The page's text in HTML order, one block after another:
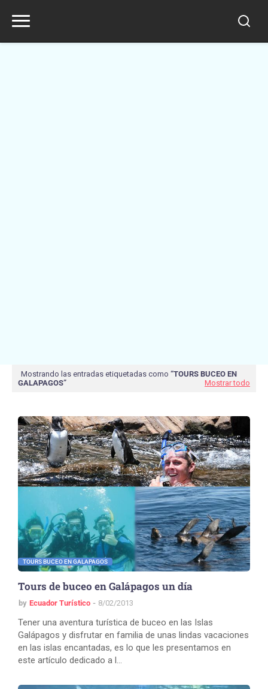
Mostrando las entradas etiquetadas como TOURS BUCEO EN
GALAPAGOS
Mostrar todo
TOURS BUCEO EN GALAPAGOS
Tours de buceo en Galápagos un día
by Ecuador Turístico 8/02/2013
Tener una aventura turística de buceo en las Islas
Galápagos y disfrutar en familia de unas lindas vacaciones
en las islas encantadas, es lo que les presentamos en
este artículo dedicado a l…